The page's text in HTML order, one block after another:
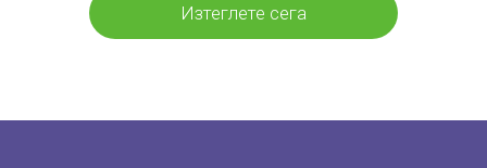
Изтеглете сега